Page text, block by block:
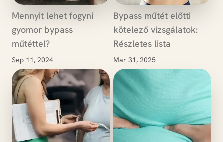
Mennyit lehet fogyni
gyomor bypass
műtéttel?
Sep 11, 2024
Bypass műtét előtti
kötelező vizsgálatok:
Részletes lista
Mar 31, 2025